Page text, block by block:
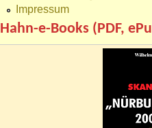
Impressum
Hahn-e-Books (PDF,